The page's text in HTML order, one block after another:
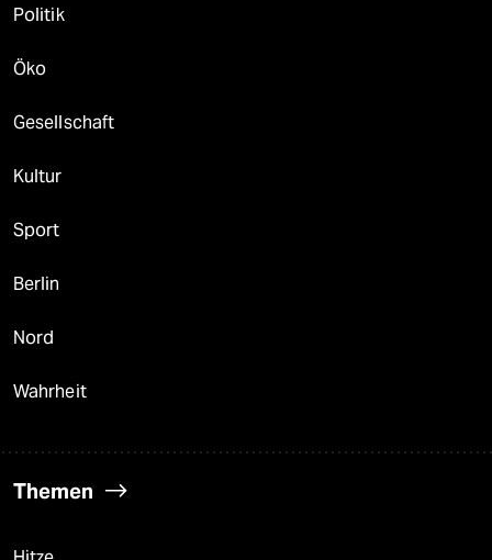
Politik
Öko
Gesellschaft
Kultur
Sport
Berlin
Nord
Wahrheit
Themen